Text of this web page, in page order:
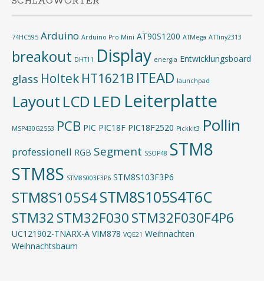
74HC595 Arduino Arduino Pro Mini AT90S1200 ATMega ATTiny2313
breakout DHT11 Display energia Entwicklungsboard
glass Holtek HT1621B ITEAD launchpad
Layout LCD LED Leiterplatte
MSP430G2553 PCB PIC PIC18F PIC18F2520 Pickkit3 Pollin
professionell RGB Segment SSOP48 STM8
STM8S STM8S003F3P6 STM8S103F3P6
STM8S105S4STM8S105S4T6C
STM32 STM32F030STM32F030F4P6
UC121902-TNARX-A VIM878 VQE21 Weihnachten
Weihnachtsbaum